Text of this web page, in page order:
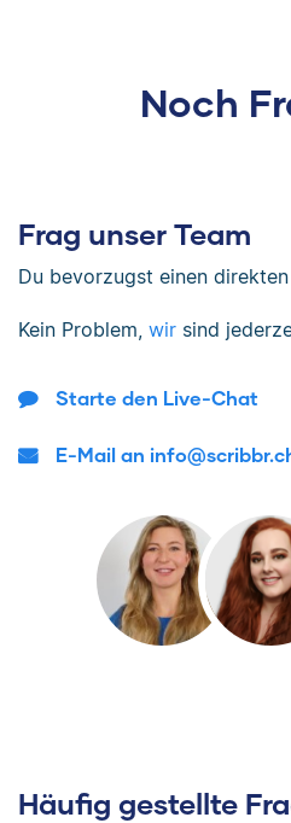
Noch
Frag unser Team
Du bevorzugst einen
Kein Problem, wir sind
Starte den Live-Chat
E-Mail an
Häufig gestellte